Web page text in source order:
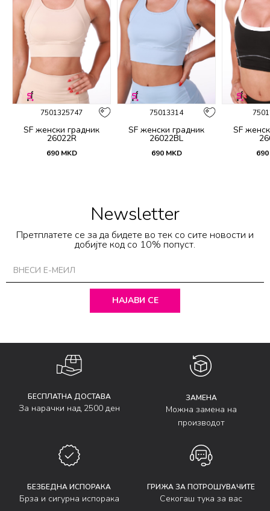
7501325747
SF женски градник
26022R
690 MKD
75013314
SF женски градник
26022BL
690 MKD
SF
690
Newsletter
Претплатете се за да бидете во тек со сите новости и
добијте код со 10% попуст.
НАЈАВИ СЕ
БЕСПЛАТНА ДОСТАВА
За нарачки над 2500 ден
ЗАМЕНА
Можна замена на
производот
БЕЗБЕДНА ИСПОРАКА
Брза и сигурна испорака
ГРИЖА ЗА ПОТРОШУВАЧИТЕ
Секогаш тука за вас